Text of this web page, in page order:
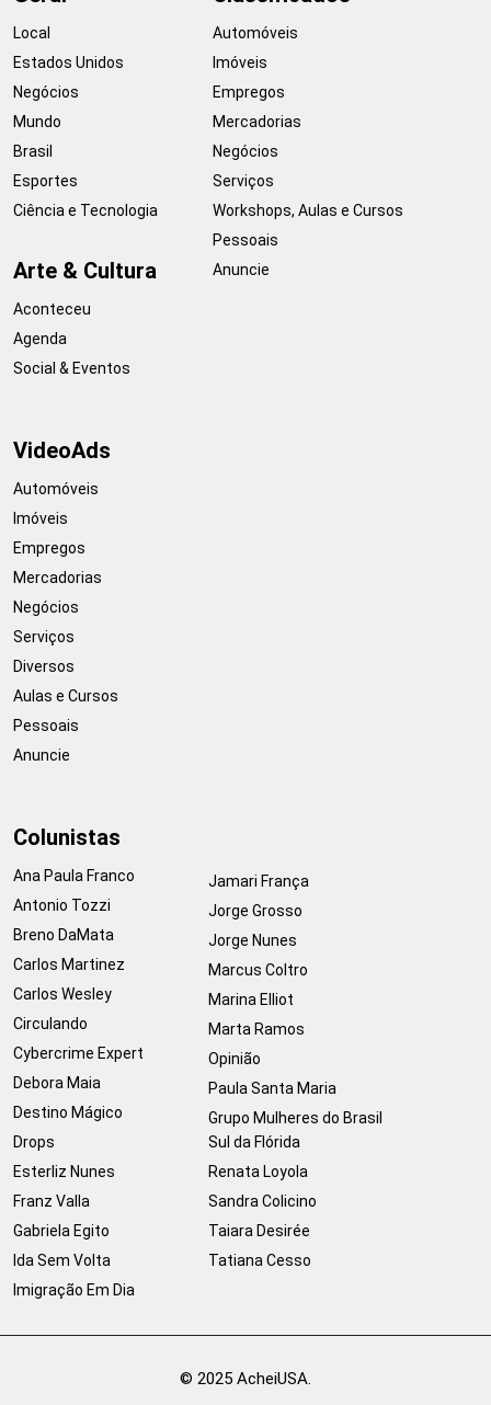
Local
Estados Unidos
Negócios
Mundo
Brasil
Esportes
Ciência e Tecnologia
Arte & Cultura
Aconteceu
Agenda
Social & Eventos
Automóveis
Imóveis
Empregos
Mercadorias
Negócios
Serviços
Workshops, Aulas e Cursos
Pessoais
Anuncie
VideoAds
Automóveis
Imóveis
Empregos
Mercadorias
Negócios
Serviços
Diversos
Aulas e Cursos
Pessoais
Anuncie
Colunistas
Ana Paula Franco
Antonio Tozzi
Breno DaMata
Carlos Martinez
Carlos Wesley
Circulando
Cybercrime Expert
Debora Maia
Destino Mágico
Drops
Esterliz Nunes
Franz Valla
Gabriela Egito
Ida Sem Volta
Imigração Em Dia
Jamari França
Jorge Grosso
Jorge Nunes
Marcus Coltro
Marina Elliot
Marta Ramos
Opinião
Paula Santa Maria
Grupo Mulheres do Brasil
Sul da Flórida
Renata Loyola
Sandra Colicino
Taiara Desirée
Tatiana Cesso
© 2025 AcheiUSA.